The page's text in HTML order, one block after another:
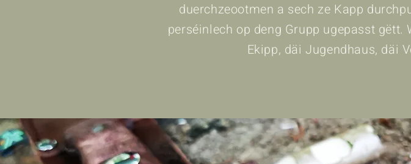
duerchzeootmen a sech ze Kapp
perséinlech op deng Grupp ugepasst
Ekipp, däi Jugendhaus, däi